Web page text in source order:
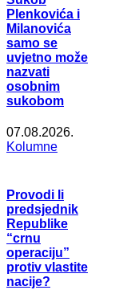
Plenkovića i
Milanovića
samo se
uvjetno može
nazvati
osobnim
sukobom
07.08.2026.
Kolumne
Provodi li
predsjednik
Republike
“crnu
operaciju”
protiv vlastite
nacije?